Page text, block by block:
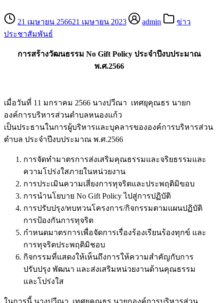
21 เมษายน 256621 เมษายน 2023 admin
ข่าว
ประชาสัมพันธ์
การสร้างวัฒนธรรม No Gift Policy ประจำปีงบประมาณ
พ.ศ.2566
เมื่อวันที่ 11 มกราคม 2566 นางปวีณา เทศยุคุณธร นายก
องค์การบริหารส่วนตำบลหนองแก้ว
เป็นประธานในการผู้บริหารและบุคลารขององค์การบริหารส่วน
ตำบล ประจำปีงบประมาณ พ.ศ.2566
การจัดทำมาตรการส่งเสริมคุณธรรมและจริยธรรมและ
ความโปร่งใสภายในหน่วยงาน
การประเมินความเสี่ยงการทุจริตและประพฤติมิขอบ
การนำนโยบาย No Gift Policy ไปสู่การปฏิบัติ
การปรับปรุง/ทบทวนโครงการ/กิจกรรมตามแผนปฏิบัติ
การป้องกันการทุจริต
กำหนดมาตรการเพื่อจัดการเรื่องร้องเรียนร้องทุกข์ และ
การทุจริตประพฤติมิชอบ
กิจกรรมที่แสดงให้เห็นถึงการให้ความสำคัญกับการ
ปรับปรุง พัฒนา และส่งเสริมหน่วยงานด้านคุณธรรม
และโปร่งใส